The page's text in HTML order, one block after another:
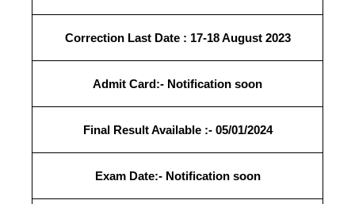
Correction Last Date : 17-18 August 2023
Admit Card:- Notification soon
Final ResultAvailable:- 05/01/2024
Exam Date:- Notification soon